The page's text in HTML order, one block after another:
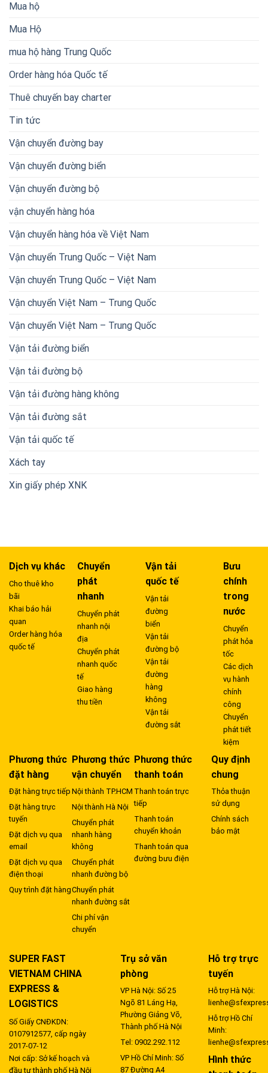
Mua hộ
Mua Hộ
mua hộ hàng Trung Quốc
Order hàng hóa Quốc tế
Thuê chuyến bay charter
Tin tức
Vận chuyển đường bay
Vận chuyển đường biển
Vận chuyển đường bộ
vận chuyển hàng hóa
Vận chuyển hàng hóa về Việt Nam
Vận chuyển Trung Quốc – Việt Nam
Vận chuyển Trung Quốc – Việt Nam
Vận chuyển Việt Nam – Trung Quốc
Vận chuyển Việt Nam – Trung Quốc
Vận tải đường biển
Vận tải đường bộ
Vận tải đường hàng không
Vận tải đường sắt
Vận tải quốc tế
Xách tay
Xin giấy phép XNK
Dịch vụ khác
Cho thuê kho
bãi
Khai báo hải
quan
Order hàng hóa
quốc tế
Chuyển
phát
nhanh
Chuyển phát
nhanh nội
địa
Chuyển phát
nhanh quốc
tế
Giao hàng
thu tiền
Vận tải
quốc tế
Vận tải
đường
biển
Vận tải
đường bộ
Vận tải
đường
hàng
không
Vận tải
đường sắt
Bưu
chính
trong
nước
Chuyển
phát hỏa
tốc
Các dịch
vụ hành
chính
công
Chuyển
phát tiết
kiệm
Phương thức
đặt hàng
Đặt hàng trực tiếp
Đặt hàng trực
tuyến
Đặt dịch vụ qua
email
Đặt dịch vụ qua
điện thoại
Quy trình đặt hàng
Phương thức
vận chuyển
Nội thành TP.HCM
Nội thành Hà Nội
Chuyển phát
nhanh hàng
không
Chuyển phát
nhanh đường bộ
Chuyển phát
nhanh đường sắt
Chi phí vận
chuyển
Phương thức
thanh toán
Thanh toán trực
tiếp
Thanh toán
chuyển khoản
Thanh toán qua
đường bưu điện
Quy định
chung
Thỏa thuận
sử dụng
Chính sách
bảo mật
SUPER FAST
VIETNAM CHINA
EXPRESS &
LOGISTICS
Số Giấy CNĐKDN:
0107912577, cấp ngày
2017-07-12
Nơi cấp: Sở kế hoạch và
đầu tư thành phố Hà Nội
Trụ sở văn
phòng
VP Hà Nội: Số 25
Ngõ 81 Láng Hạ,
Phường Giảng Võ,
Thành phố Hà Nội
Tel: 0902.292.112
VP Hồ Chí Minh: Số
87 Đường A4
Hỗ trợ trực
tuyến
Hỗ trợ Hà Nội:
Hỗ trợ Hồ Chí
Minh:
Hình thức